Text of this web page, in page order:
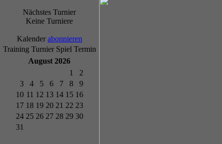
Nächstes Turnier
Keine Turniere
Kalender abonnieren
Training Turnier Spiel Termin
August 2026
1
2
3
4 5 6 7 8
9
10 11 12 13 14 15 16
17 18 19 20 21 22 23
24 25 26 27 28 29 30
31